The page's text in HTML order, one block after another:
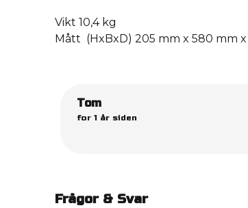
Vikt 10,4 kg
Mått (HxBxD) 205 mm x 580 mm
Tom
for 1 år siden
Frågor & Svar